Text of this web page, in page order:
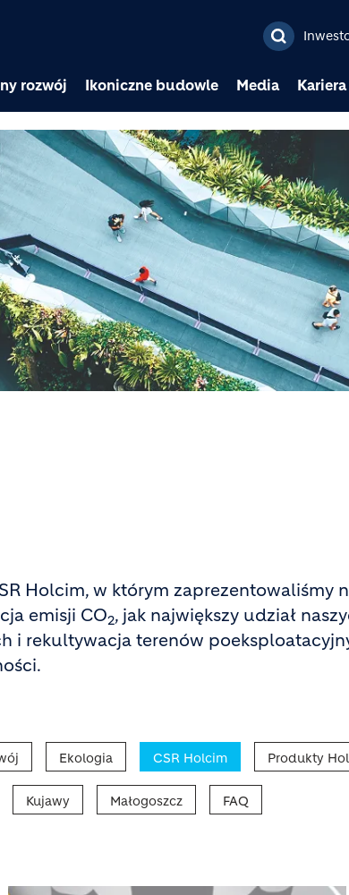
Przejdź do treści
rozwój Ikoniczne budowle Media Kariera
Holcim, w którym zaprezentowaliśmy
emisji CO2, jak największy udział
i rekultywacja terenów
Ekologia CSR Holcim Produkty
Kujawy Małogoszcz FAQ